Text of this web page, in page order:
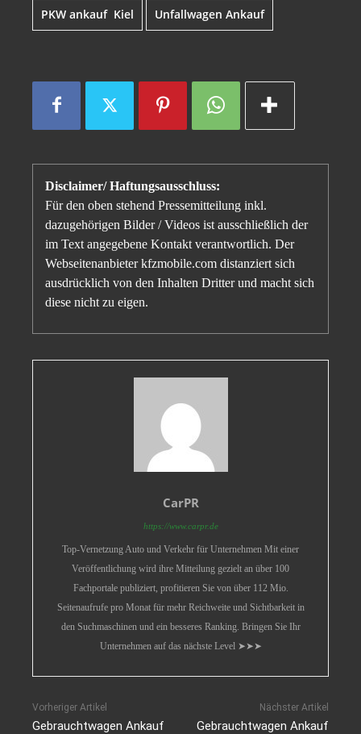
PKW ankauf Kiel Unfallwagen Ankauf
Disclaimer/ Haftungsausschluss:
Für den oben stehend Pressemitteilung inkl.
dazugehörigen Bilder / Videos ist ausschließlich der
im Text angegebene Kontakt verantwortlich. Der
Webseitenanbieter kfzmobile.com distanziert sich
ausdrücklich von den Inhalten Dritter und macht sich
diese nicht zu eigen.
CarPR
https://www.carpr.de
Top-Vernetzung Auto und Verkehr für Unternehmen Mit einer
Veröffentlichung wird ihre Mitteilung gezielt an über 100
Fachportale publiziert, profitieren Sie von über 112 Mio.
Seitenaufrufe pro Monat für mehr Reichweite und Sichtbarkeit in
den Suchmaschinen und ein besseres Ranking. Bringen Sie Ihr
Unternehmen auf das nächste Level ➤➤➤
Vorheriger Artikel
Gebrauchtwagen Ankauf
Nächster Artikel
Gebrauchtwagen Ankauf